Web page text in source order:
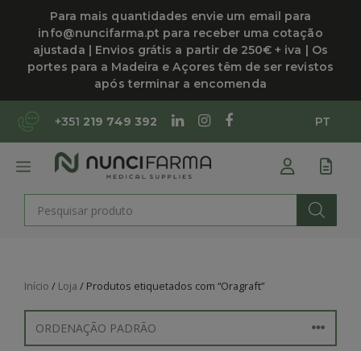
conteúdo
Para mais quantidades envie um email para
info@nuncifarma.pt para receber uma cotação
ajustada | Envios grátis a partir de 250€ + iva | Os
portes para a Madeira e Açores têm de ser revistos
após terminar a encomenda
+351 219 749 392 PT
MENU
Products
search
Início / Loja / Produtos etiquetados com “Oragraft”